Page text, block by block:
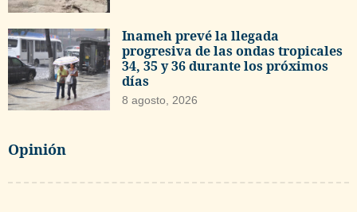
Inameh prevé la llegada
progresiva de las ondas tropicales
34, 35 y 36 durante los próximos
días
8 agosto, 2026
Opinión